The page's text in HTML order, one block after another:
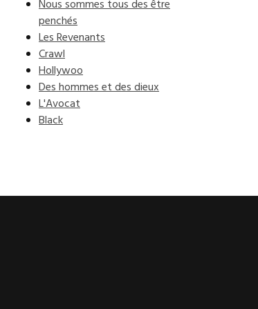
Nous sommes tous des être
penchés
Les Revenants
Crawl
Hollywoo
Des hommes et des dieux
L'Avocat
Black